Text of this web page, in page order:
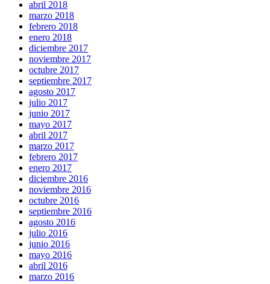
abril 2018
marzo 2018
febrero 2018
enero 2018
diciembre 2017
noviembre 2017
octubre 2017
septiembre 2017
agosto 2017
julio 2017
junio 2017
mayo 2017
abril 2017
marzo 2017
febrero 2017
enero 2017
diciembre 2016
noviembre 2016
octubre 2016
septiembre 2016
agosto 2016
julio 2016
junio 2016
mayo 2016
abril 2016
marzo 2016